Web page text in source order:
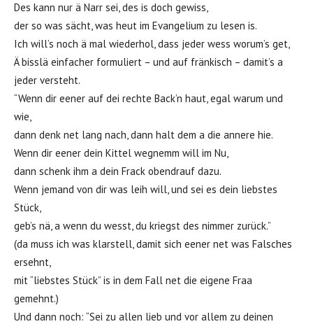
Des kann nur ä Narr sei, des is doch gewiss,
der so was sächt, was heut im Evangelium zu lesen is.
Ich will’s noch ä mal wiederhol, dass jeder wess worum’s get,
Ä bisslä einfacher formuliert – und auf fränkisch – damit’s a
jeder versteht.
“Wenn dir eener auf dei rechte Back’n haut, egal warum und
wie,
dann denk net lang nach, dann halt dem a die annere hie.
Wenn dir eener dein Kittel wegnemm will im Nu,
dann schenk ihm a dein Frack obendrauf dazu.
Wenn jemand von dir was leih will, und sei es dein liebstes
Stück,
geb’s nä, a wenn du wesst, du kriegst des nimmer zurück.”
(da muss ich was klarstell, damit sich eener net was Falsches
ersehnt,
mit “liebstes Stück” is in dem Fall net die eigene Fraa
gemehnt.)
Und dann noch: “Sei zu allen lieb und vor allem zu deinen